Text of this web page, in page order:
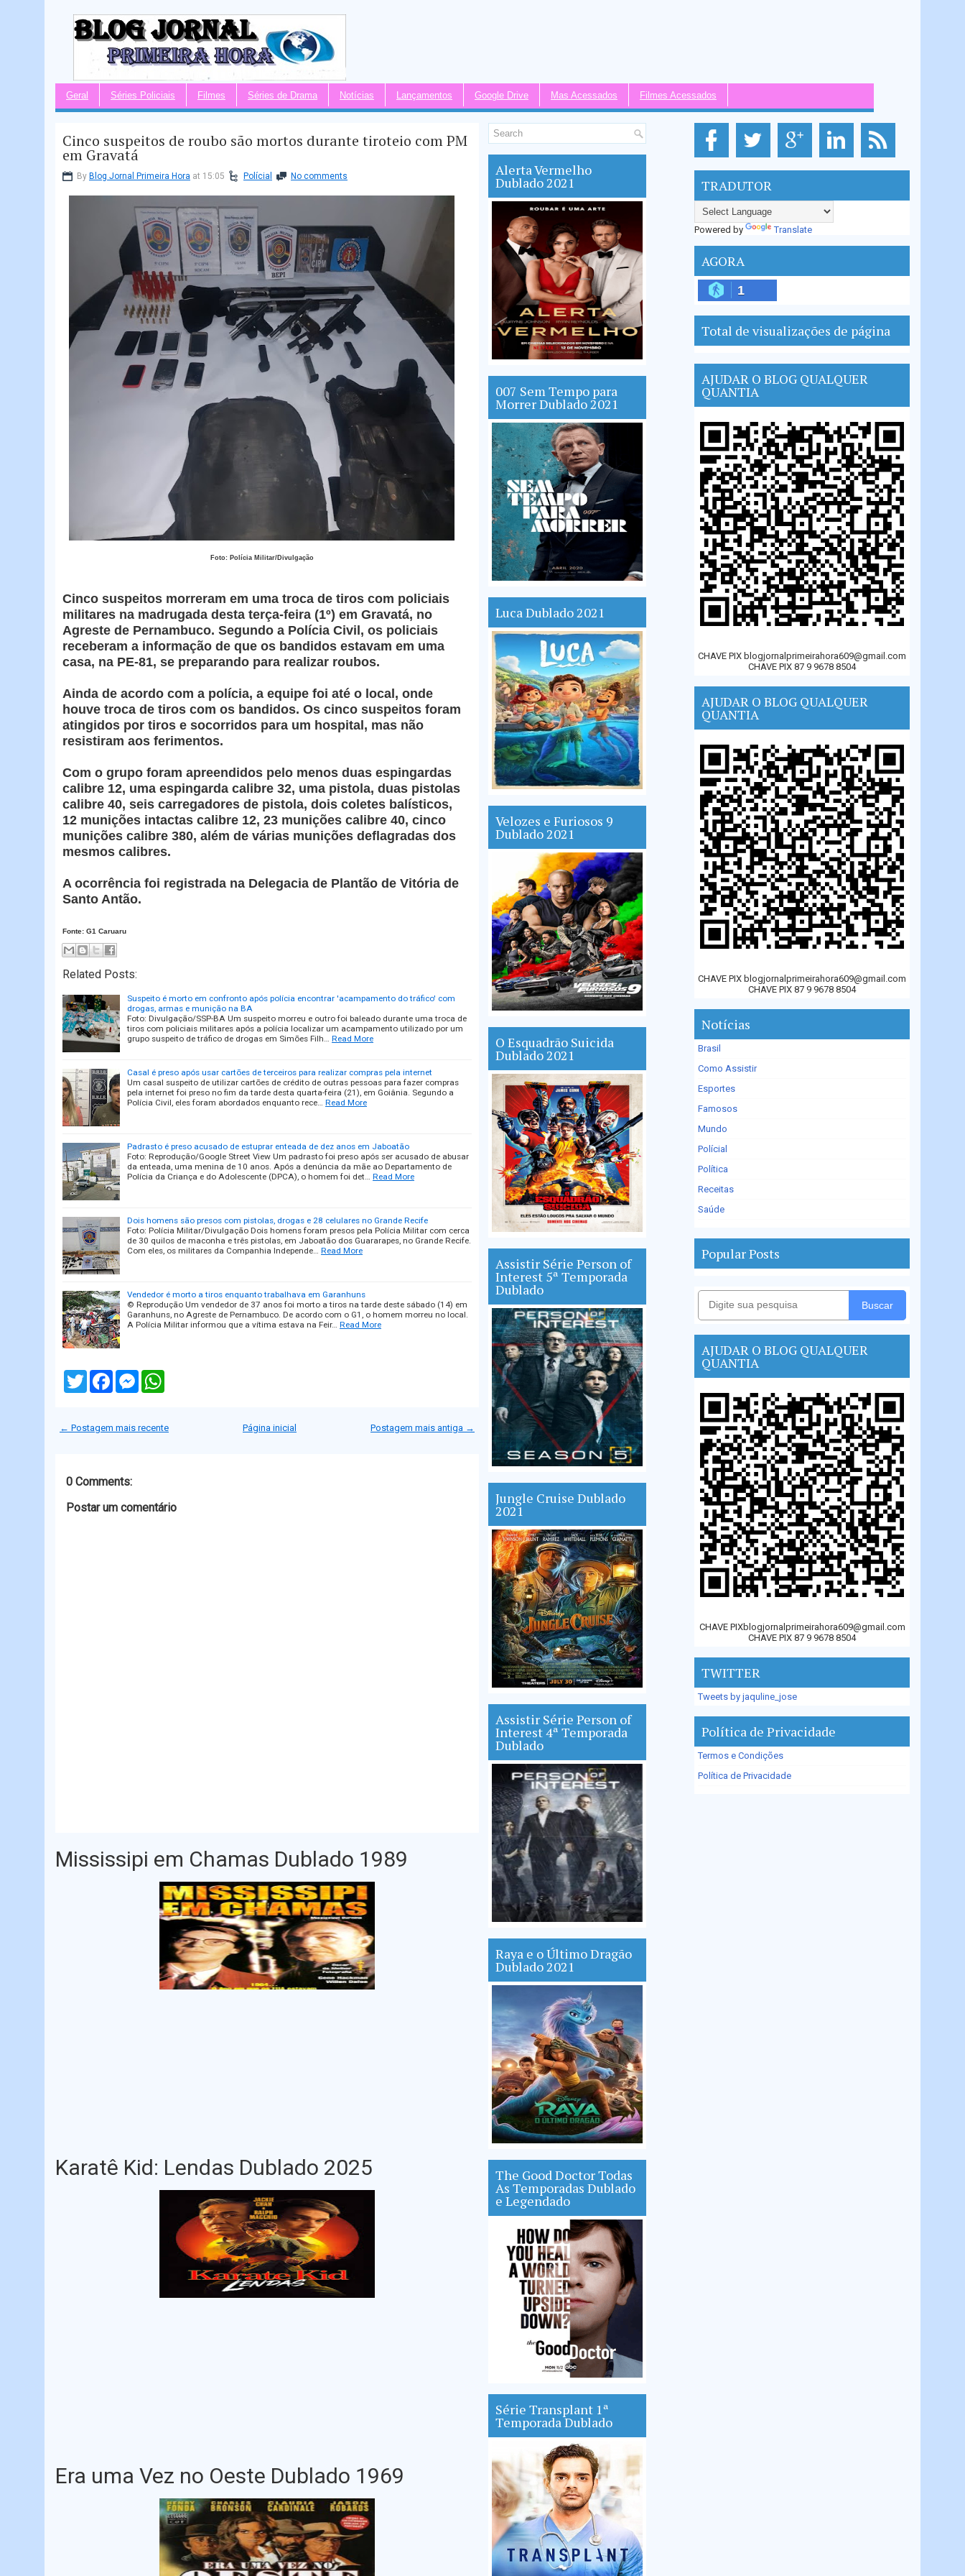
Geral Séries Policiais Filmes Séries de Drama Notícias Lançamentos Google Drive Mas Acessados Filmes Acessados
Cinco suspeitos de roubo são mortos durante tiroteio com PM
em Gravatá
By Blog Jornal Primeira Hora at 15:05 Polícial No comments
Foto: Polícia Militar/Divulgação
Cinco suspeitos morreram em uma troca de tiros com policiais
militares na madrugada desta terça-feira (1º) em Gravatá, no
Agreste de Pernambuco. Segundo a Polícia Civil, os policiais
receberam a informação de que os bandidos estavam em uma
casa, na PE-81, se preparando para realizar roubos.
Ainda de acordo com a polícia, a equipe foi até o local, onde
houve troca de tiros com os bandidos. Os cinco suspeitos foram
atingidos por tiros e socorridos para um hospital, mas não
resistiram aos ferimentos.
Com o grupo foram apreendidos pelo menos duas espingardas
calibre 12, uma espingarda calibre 32, uma pistola, duas pistolas
calibre 40, seis carregadores de pistola, dois coletes balísticos,
12 munições intactas calibre 12, 23 munições calibre 40, cinco
munições calibre 380, além de várias munições deflagradas dos
mesmos calibres.
A ocorrência foi registrada na Delegacia de Plantão de Vitória de
Santo Antão.
Fonte: G1 Caruaru
Related Posts:
Suspeito é morto em confronto após polícia encontrar 'acampamento do tráfico' com
drogas, armas e munição na BA
Foto: Divulgação/SSP-BA Um suspeito morreu e outro foi baleado durante uma troca de
tiros com policiais militares após a polícia localizar um acampamento utilizado por um
grupo suspeito de tráfico de drogas em Simões Filh… Read More
Casal é preso após usar cartões de terceiros para realizar compras pela internet
Um casal suspeito de utilizar cartões de crédito de outras pessoas para fazer compras
pela internet foi preso no fim da tarde desta quarta-feira (21), em Goiânia. Segundo a
Polícia Civil, eles foram abordados enquanto rece… Read More
Padrasto é preso acusado de estuprar enteada de dez anos em Jaboatão
Foto: Reprodução/Google Street View Um padrasto foi preso após ser acusado de abusar
da enteada, uma menina de 10 anos. Após a denúncia da mãe ao Departamento de
Polícia da Criança e do Adolescente (DPCA), o homem foi det… Read More
Dois homens são presos com pistolas, drogas e 28 celulares no Grande Recife
Foto: Polícia Militar/Divulgação Dois homens foram presos pela Polícia Militar com cerca
de 30 quilos de maconha e três pistolas, em Jaboatão dos Guararapes, no Grande Recife.
Com eles, os militares da Companhia Independe… Read More
Vendedor é morto a tiros enquanto trabalhava em Garanhuns
© Reprodução Um vendedor de 37 anos foi morto a tiros na tarde deste sábado (14) em
Garanhuns, no Agreste de Pernambuco. De acordo com o G1, o homem morreu no local.
A Polícia Militar informou que a vítima estava na Feir… Read More
T
w
e
F
o
M
n
A
← Postagem mais recente Postagem mais antiga →
Página inicial
0 Comments:
Postar um comentário
Mississipi em Chamas Dublado 1989
Karatê Kid: Lendas Dublado 2025
Era uma Vez no Oeste Dublado 1969
Alerta Vermelho
Dublado 2021
007 Sem Tempo para
Morrer Dublado 2021
Luca Dublado 2021
Velozes e Furiosos 9
Dublado 2021
O Esquadrão Suicida
Dublado 2021
Assistir Série Person of
Interest 5ª Temporada
Dublado
Jungle Cruise Dublado
2021
Assistir Série Person of
Interest 4ª Temporada
Dublado
Raya e o Último Dragão
Dublado 2021
The Good Doctor Todas
As Temporadas Dublado
e Legendado
Série Transplant 1ª
Temporada Dublado
TRADUTOR
Powered by Translate
AGORA
1
Total de visualizações de página
AJUDAR O BLOG QUALQUER
QUANTIA
CHAVE PIX blogjornalprimeirahora609@gmail.com
CHAVE PIX 87 9 9678 8504
AJUDAR O BLOG QUALQUER
QUANTIA
CHAVE PIX blogjornalprimeirahora609@gmail.com
CHAVE PIX 87 9 9678 8504
Notícias
Brasil
Como Assistir
Esportes
Famosos
Mundo
Polícial
Política
Receitas
Saúde
Popular Posts
Buscar
AJUDAR O BLOG QUALQUER
QUANTIA
CHAVE PIXblogjornalprimeirahora609@gmail.com
CHAVE PIX 87 9 9678 8504
TWITTER
Tweets by jaquline_jose
Política de Privacidade
Termos e Condições
Política de Privacidade